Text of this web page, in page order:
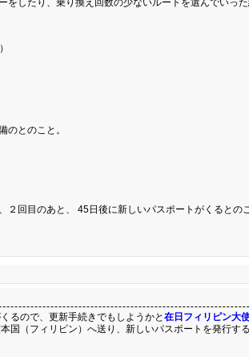
したり、乗り換え回数の少ないルートを選んでいっ
のとのこと。
回目のあと、 45日後に新しいパスポートがくると
るので、更新手続きでもしようかと在日フィリピン大
国（フィリピン）へ送り、新しいパスポートを発行す